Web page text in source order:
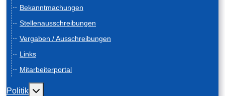
Bekanntmachungen
Stellenausschreibungen
Vergaben / Ausschreibungen
Links
Mitarbeiterportal
Politik Weitere Informationen: Politik